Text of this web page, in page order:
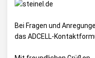
Bei Fragen und
das ADCELL-